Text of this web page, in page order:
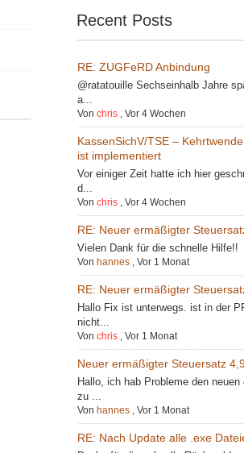
Recent Posts
RE: ZUGFeRD Anbindung
@ratatouille Sechseinhalb Jahre
a...
Vonchris ,Vor 4 Wochen
KassenSichV/TSE –
ist implementiert
Vor einiger Zeit hatte ich hier
d...
Vonchris ,Vor 4 Wochen
RE: Neuer ermäßigter
Vielen Dank für die schnelle Hilfe!!
Von hannes ,Vor 1 Monat
RE: Neuer ermäßigter
Hallo Fix ist unterwegs. ist in der
nicht...
Vonchris ,Vor 1 Monat
Neuer ermäßigter Steuersatz
Hallo, ich hab Probleme den
zu ...
Von hannes ,Vor 1 Monat
RE: Nach Update alle .exe